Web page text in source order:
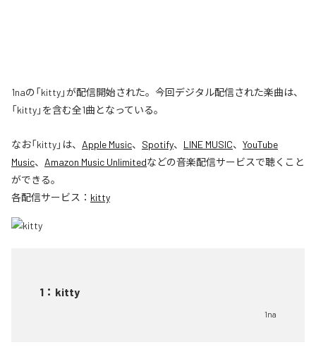
1naの「kitty」が配信開始された。今回デジタル配信された楽曲は、
「kitty」を含む全1曲となっている。
なお「kitty」は、 Apple Music、 Spotify、 LINE MUSIC、 YouTube
Music、 Amazon Music Unlimitedなどの音楽配信サービスで聴くこと
ができる。
各配信サービス： kitty
1 ： kitty
1na